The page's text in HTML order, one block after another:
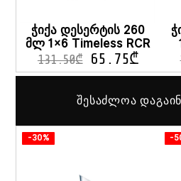
ჭიქა დესერტის 260
მლ 1×6 Timeless RCR
131.50₾ 65.75₾
შესაძლოა
-30% -